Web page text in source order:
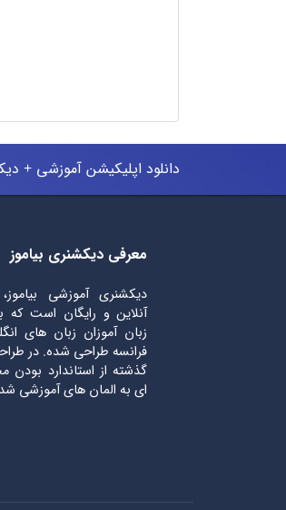
دانلود اپلیکیشن آموزشی +
معرفی دیکشنری بیاموز
دیکشنری آموزشی
آنلاین و رایگان است که
زبان آموزان زبان های
فرانسه طراحی شده. در
گذشته از استاندارد بودن
ای به المان های آموزشی